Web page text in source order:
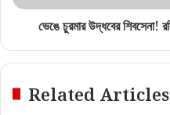
ভেঙে চুরমার উদ্ধবের শিবসেনা!
Related Articles